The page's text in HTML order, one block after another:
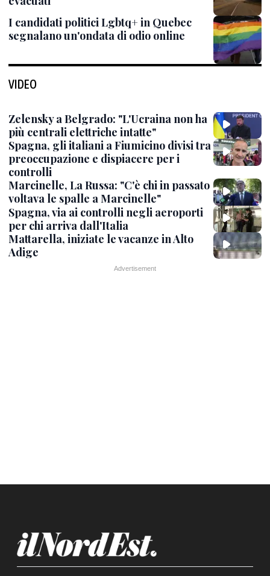
I candidati politici Lgbtq+ in Quebec
segnalano un'ondata di odio online
VIDEO
Zelensky a Belgrado: "L'Ucraina non ha
più centrali elettriche intatte"
Spagna, gli italiani a Fiumicino divisi tra
preoccupazione e dispiacere per i
controlli
Marcinelle, La Russa: "C'è chi in passato
voltava le spalle a Marcinelle"
Spagna, via ai controlli negli aeroporti
per chi arriva dall'Italia
Mattarella, iniziate le vacanze in Alto
Adige